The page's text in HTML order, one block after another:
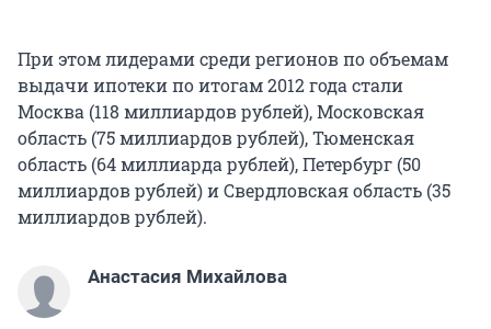
При этом лидерами среди регионов по объемам
выдачи ипотеки по итогам 2012 года стали
Москва (118 миллиардов рублей), Московская
область (75 миллиардов рублей), Тюменская
область (64 миллиарда рублей), Петербург (50
миллиардов рублей) и Свердловская область (35
миллиардов рублей).
Анастасия Михайлова